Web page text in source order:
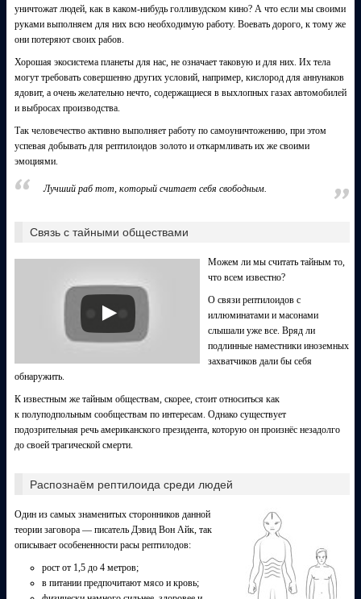
уничтожат людей, как в каком-нибудь голливудском кино? А что если мы своими
руками выполняем для них всю необходимую работу. Воевать дорого, к тому же
они потеряют своих рабов.
Хорошая экосистема планеты для нас, не означает таковую и для них. Их тела
могут требовать совершенно других условий, например, кислород для аннунаков
ядовит, а очень желательно нечто, содержащиеся в выхлопных газах автомобилей
и выбросах производства.
Так человечество активно выполняет работу по самоуничтожению, при этом
успевая добывать для рептилоидов золото и откармливать их же своими
эмоциями.
Лучший раб тот, который считает себя свободным.
Связь с тайными обществами
Можем ли мы считать тайным то,
что всем известно?
О связи рептилоидов с
иллюминатами и масонами
слышали уже все. Вряд ли
подлинные наместники иноземных
захватчиков дали бы себя
обнаружить.
К известным же тайным обществам, скорее, стоит относиться как
к полуподпольным сообществам по интересам. Однако существует
подозрительная речь американского президента, которую он произнёс незадолго
до своей трагической смерти.
Распознаём рептилоида среди людей
Один из самых знаменитых сторонников данной
теории заговора — писатель Дэвид Вон Айк, так
описывает особененности расы рептилодов:
рост от 1,5 до 4 метров;
в питании предпочитают мясо и кровь;